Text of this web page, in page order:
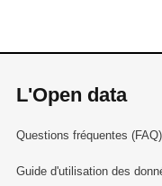
L'Open data
Questions fréquentes (FAQ)
Guide d'utilisation des